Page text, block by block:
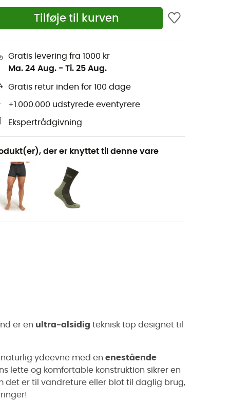
Tilføje til kurven
Gratis levering fra 1000 kr
Ma. 24 Aug. - Ti. 25 Aug.
Gratis retur inden for 100 dage
+1.000.000 udstyrede eventyrere
Ekspertrådgivning
der er knyttet til denne vare
er en ultra-alsidig teknisk top designet til
ydeevne med en enestående
lette og komfortable konstruktion sikrer en
det er til vandreture eller blot til daglig brug,